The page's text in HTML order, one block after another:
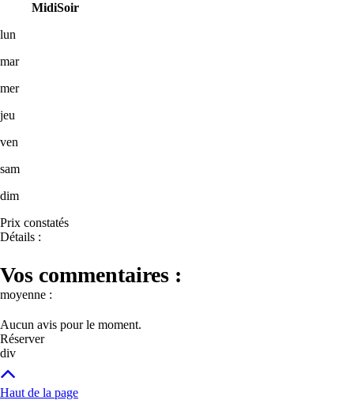
MidiSoir
lun
mar
mer
jeu
ven
sam
dim
Prix constatés
Détails :
Vos commentaires :
moyenne :
Aucun avis pour le moment.
Réserver
div
Haut de la page